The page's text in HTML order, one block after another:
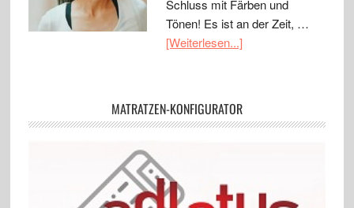
Schluss mit Färben und
Tönen! Es ist an der Zeit, …
[Weiterlesen...]
MATRATZEN-KONFIGURATOR